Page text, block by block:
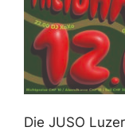
Die JUSO